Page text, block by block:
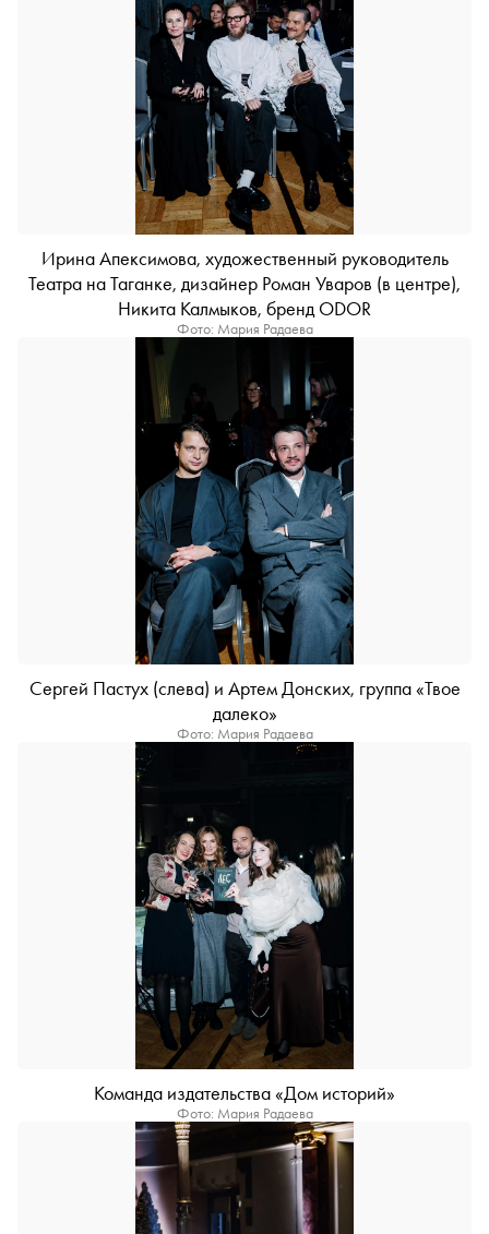
Ирина Апексимова, художественный руководитель
Театра на Таганке, дизайнер Роман Уваров (в центре),
Никита Калмыков, бренд ODOR
Фото: Мария Радаева
Сергей Пастух (слева) и Артем Донских, группа «Твое
далеко»
Фото: Мария Радаева
Команда издательства «Дом историй»
Фото: Мария Радаева